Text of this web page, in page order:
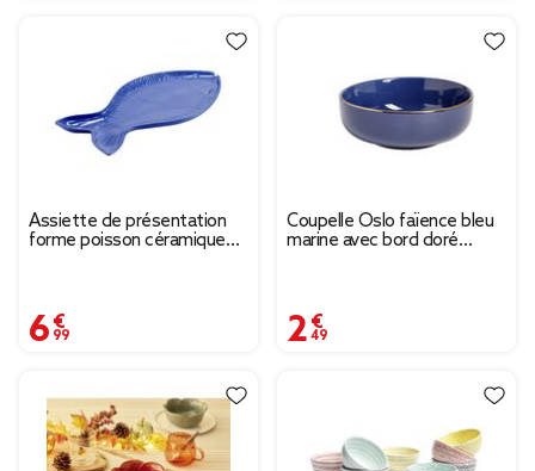
Assiette de présentation
forme poisson céramique
6,99 €
Coupelle Oslo faïence bleu
marine avec bord doré
2,49 €